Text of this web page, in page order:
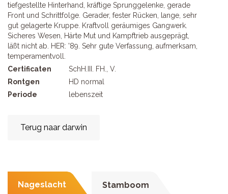
tiefgestellte Hinterhand, kräftige Sprunggelenke, gerade
Front und Schrittfolge. Gerader, fester Rücken, lange, sehr
gut gelagerte Kruppe. Kraftvoll geräumiges Gangwerk.
Sicheres Wesen, Härte Mut und Kampftrieb ausgeprägt,
läßt nicht ab. HER: '89. Sehr gute Verfassung, aufmerksam,
temperamentvoll.
Certificaten
SchH.III. FH., V.
Rontgen
HD normal
Periode
lebenszeit
Terug naar darwin
Nageslacht Stamboom